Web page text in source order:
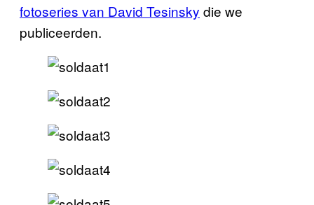
fotoseries van David Tesinsky die we
publiceerden.